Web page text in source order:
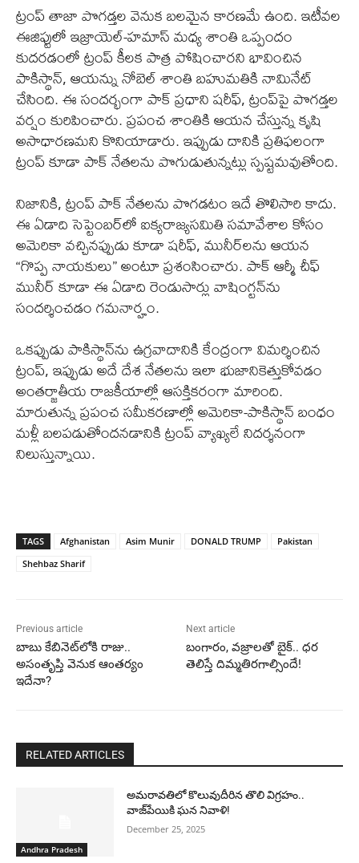
ట్రంప్ తాజా పొగడ్తల వెనుక బలమైన కారణమే ఉంది. ఇటీవల
ఈజిప్టులో ఇజ్రాయెల్-హమాస్ మధ్య శాంతి ఒప్పందం
కుదరడంలో ట్రంప్ కీలక పాత్ర పోషించారని భావించిన
పాకిస్థాన్, ఆయన్ను నోబెల్ శాంతి బహుమతికి నామినేట్
చేసింది. ఈ సందర్భంగా పాక్ ప్రధాని షరీఫ్, ట్రంప్‌పై పొగడ్తల
వర్షం కురిపించారు. ప్రపంచ శాంతికి ఆయన చేస్తున్న కృషి
అసాధారణమని కొనియాడారు. ఇప్పుడు దానికి ప్రతిఫలంగా
ట్రంప్ కూడా పాక్ నేతలను పొగుడుతున్నట్లు స్పష్టమవుతోంది.
నిజానికి, ట్రంప్ పాక్ నేతలను పొగడటం ఇదే తొలిసారి కాదు.
ఈ ఏడాది సెప్టెంబర్‌లో ఐక్యరాజ్యసమితి సమావేశాల కోసం
అమెరికా వచ్చినప్పుడు కూడా షరీఫ్, మునీర్‌లను ఆయన
“గొప్ప నాయకులు” అంటూ ప్రశంసించారు. పాక్ ఆర్మీ చీఫ్
మునీర్ కూడా ఈ ఏడాది రెండుసార్లు వాషింగ్టన్‌ను
సందర్శించడం గమనార్హం.
ఒకప్పుడు పాకిస్థాన్‌ను ఉగ్రవాదానికి కేంద్రంగా విమర్శించిన
ట్రంప్, ఇప్పుడు అదే దేశ నేతలను ఇలా భుజానికెత్తుకోవడం
అంతర్జాతీయ రాజకీయాల్లో ఆసక్తికరంగా మారింది.
మారుతున్న ప్రపంచ సమీకరణాల్లో అమెరికా-పాకిస్థాన్ బంధం
మళ్లీ బలపడుతోందనడానికి ట్రంప్ వ్యాఖ్యలే నిదర్శనంగా
నిలుస్తున్నాయి.
TAGS Afghanistan Asim Munir DONALD TRUMP
Pakistan
Shehbaz Sharif
Previous article
బాబు కేబినెట్‌లోకి రాజు..
అసంతృప్తి వెనుక ఆంతర్యం
ఇదేనా?
Next article
బంగారం, వజ్రాలతో బైక్.. ధర
తెలిస్తే దిమ్మతిరగాల్సిందే!
RELATED ARTICLES
Andhra Pradesh
అమరావతిలో కొలువుదీరిన తొలి విగ్రహం..
వాజ్‌పేయికి ఘన నివాళి!
December 25, 2025